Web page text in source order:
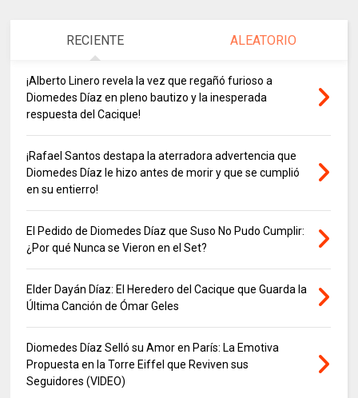
RECIENTE ALEATORIO
¡Alberto Linero revela la vez que regañó furioso a
Diomedes Díaz en pleno bautizo y la inesperada
respuesta del Cacique!
¡Rafael Santos destapa la aterradora advertencia que
Diomedes Díaz le hizo antes de morir y que se cumplió
en su entierro!
El Pedido de Diomedes Díaz que Suso No Pudo Cumplir:
¿Por qué Nunca se Vieron en el Set?
Elder Dayán Díaz: El Heredero del Cacique que Guarda la
Última Canción de Ómar Geles
Diomedes Díaz Selló su Amor en París: La Emotiva
Propuesta en la Torre Eiffel que Reviven sus
Seguidores (VIDEO)